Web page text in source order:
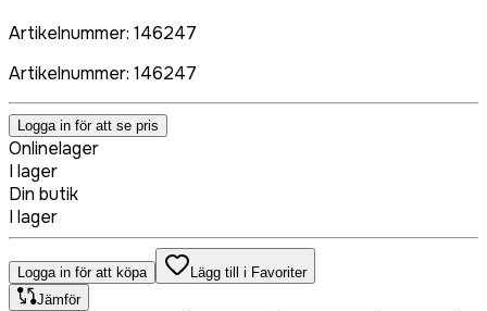
Artikelnummer: 146247
Artikelnummer: 146247
Logga in för att se pris
Onlinelager
I lager
Din butik
I lager
Logga in för att köpa
Lägg till i Favoriter
Jämför